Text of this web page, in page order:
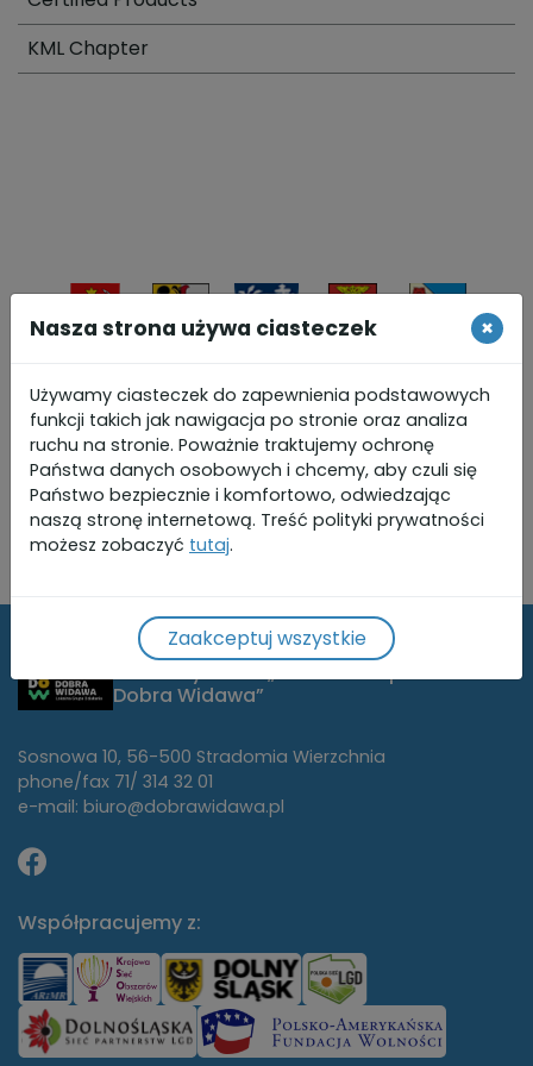
Nasza strona używa ciasteczek ×
Używamy ciasteczek do zapewnienia podstawowych
funkcji takich jak nawigacja po stronie oraz analiza
ruchu na stronie. Poważnie traktujemy ochronę
Państwa danych osobowych i chcemy, aby czuli się
Państwo bezpiecznie i komfortowo, odwiedzając
naszą stronę internetową. Treść polityki prywatności
możesz zobaczyć tutaj.
Zaakceptuj wszystkie
KML Chapter
Jelcz-
Laskowice
Międzybórz Syców Oleśnica Wilków
Stowarzyszenie „Lokalna Grupa Działania
Dobra Widawa”
Sosnowa 10, 56-500 Stradomia Wierzchnia
phone/fax 71/ 314 32 01
e-mail: biuro@dobrawidawa.pl
Współpracujemy z: